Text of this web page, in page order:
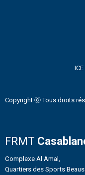
Copyright ⓒ Tous droits
FRMT
Complexe Al Amal,
Quartiers des Sports